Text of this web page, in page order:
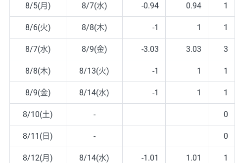
8/5(月) 8/7(水) -0.94 0.94 1
8/6(火) 8/8(木) -1 1 1
8/7(水) 8/9(金) -3.03 3.03 3
8/8(木) 8/13(火) -1 1 1
8/9(金) 8/14(水) -1 1 1
8/10(土) - 0
8/11(日) - 0
8/12(月) 8/14(水) -1.01 1.01 1